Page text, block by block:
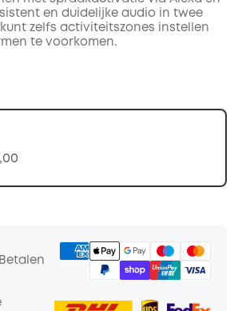
en duidelijke audio in twee
zelfs activiteitszones instellen
te voorkomen.